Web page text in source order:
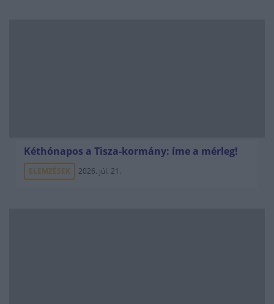
Kéthónapos a Tisza-kormány: íme a mérleg!
ELEMZÉSEK 2026. júl. 21.